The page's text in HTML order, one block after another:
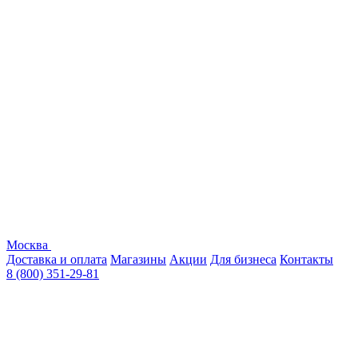
Москва
Доставка и оплата Магазины Акции Для бизнеса Контакты
8 (800) 351-29-81